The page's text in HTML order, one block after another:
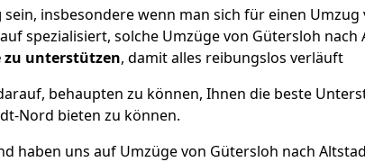
sein, insbesondere wenn man sich für einen
spezialisiert, solche Umzüge von Gütersloh nach
zu unterstützen, damit alles reibungslos verläuft
behaupten zu können, Ihnen die beste
Nord bieten zu können.
haben uns auf Umzüge von Gütersloh nach